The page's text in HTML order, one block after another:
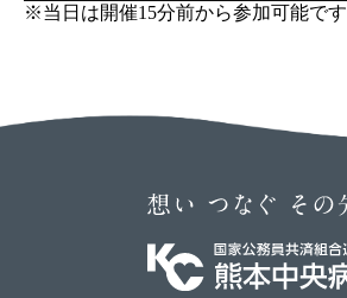
※当日は開催15分前から参加可能です